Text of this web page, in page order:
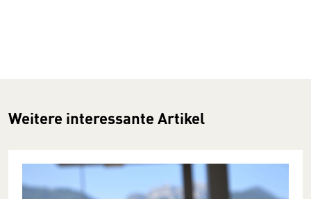
Weitere interessante Artikel